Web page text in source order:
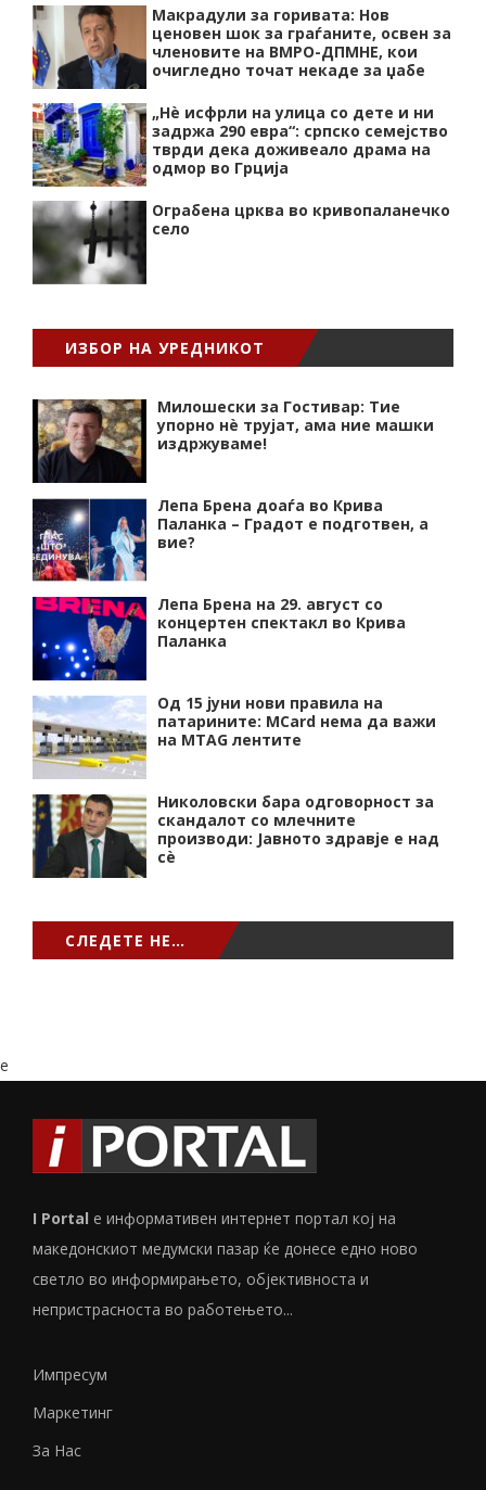
Макрадули за горивата: Нов
ценовен шок за граѓаните, освен за
членовите на ВМРО-ДПМНЕ, кои
очигледно точат некаде за џабе
„Нѐ исфрли на улица со дете и ни
задржа 290 евра“: српско семејство
тврди дека доживеало драма на
одмор во Грција
Ограбена црква во кривопаланечко
село
ИЗБОР НА УРЕДНИКОТ
Милошески за Гостивар: Тие
упорно нѐ трујат, ама ние машки
издржуваме!
Лепа Брена доаѓа во Крива
Паланка – Градот е подготвен, а
вие?
Лепа Брена на 29. август со
концертен спектакл во Крива
Паланка
Од 15 јуни нови правила на
патарините: MCard нема да важи
на MTAG лентите
Николовски бара одговорност за
скандалот со млечните
производи: Јавното здравје е над
сѐ
СЛЕДЕТЕ НЕ…
e
I Portal е информативен интернет портал кој на
македонскиот медумски пазар ќе донесе едно ново
светло во информирањето, објективноста и
непристрасноста во работењето...
Импресум
Маркетинг
За Нас